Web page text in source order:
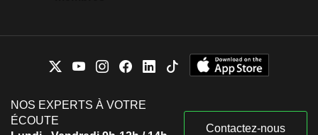
NOS EXPERTS À VOTRE
ÉCOUTE
Contactez-nous